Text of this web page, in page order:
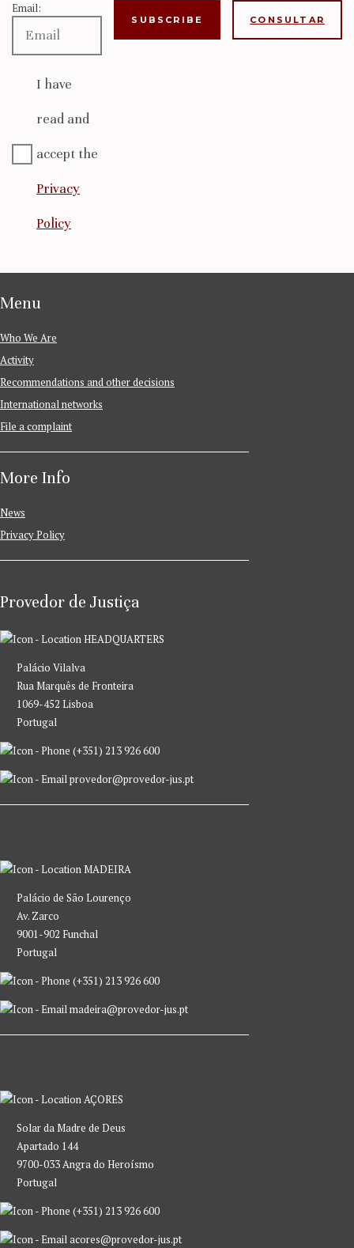
Email:
I have
read and
accept the
Privacy
Policy
CONSULTAR
Menu
Who We Are
Activity
Recommendations and other decisions
International networks
File a complaint
More Info
News
Privacy Policy
Provedor de Justiça
HEADQUARTERS
Palácio Vilalva
Rua Marquês de Fronteira
1069-452 Lisboa
Portugal
(+351) 213 926 600
provedor@provedor-jus.pt
MADEIRA
Palácio de São Lourenço
Av. Zarco
9001-902 Funchal
Portugal
(+351) 213 926 600
madeira@provedor-jus.pt
AÇORES
Solar da Madre de Deus
Apartado 144
9700-033 Angra do Heroísmo
Portugal
(+351) 213 926 600
acores@provedor-jus.pt